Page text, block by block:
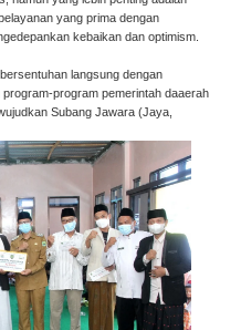
yang prima dengan
kebaikan dan optimism.
langsung dengan
program pemerintah daaerah
Subang Jawara (Jaya,